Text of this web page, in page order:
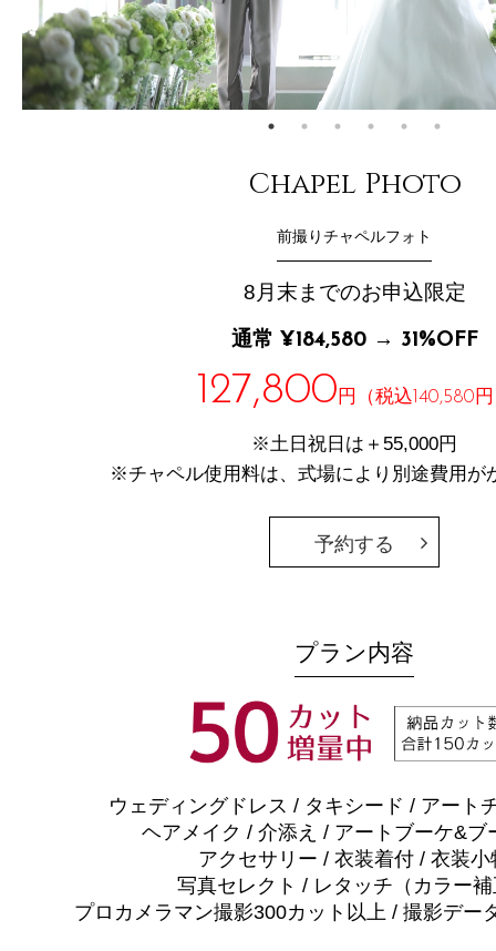
Chapel Photo
前撮りチャペルフォト
8月末までのお申込限定
通常 ¥184,580 → 31%OFF
127,800 円（税込140,580
※土日祝日は＋55,000円
※チャペル使用料は、式場により別途費用が
予約する
プラン内容
ウェディングドレス / タキシード / アート
ヘアメイク / 介添え / アートブーケ&ブ
アクセサリー / 衣装着付 / 衣装小
写真セレクト / レタッチ（カラー
プロカメラマン撮影300カット以上 / 撮影デー